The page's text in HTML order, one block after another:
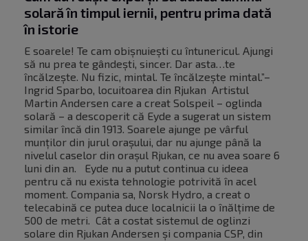
solară în timpul iernii, pentru prima dată
în istorie
E soarele! Te cam obișnuiești cu întunericul. Ajungi
să nu prea te gândești, sincer. Dar asta…te
încălzește. Nu fizic, mintal. Te încălzește mintal.”–
Ingrid Sparbo, locuitoarea din Rjukan Artistul
Martin Andersen care a creat Solspeil – oglinda
solară – a descoperit că Eyde a sugerat un sistem
similar încă din 1913. Soarele ajunge pe vârful
munților din jurul orașului, dar nu ajunge până la
nivelul caselor din orașul Rjukan, ce nu avea soare 6
luni din an. Eyde nu a putut continua cu ideea
pentru că nu exista tehnologie potrivită în acel
moment. Compania sa, Norsk Hydro, a creat o
telecabină ce putea duce localnicii la o înălțime de
500 de metri. Cât a costat sistemul de oglinzi
solare din Rjukan Andersen și compania CSP, din